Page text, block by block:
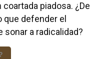
piadosa. ¿De
que defender el
sonar a radicalidad?